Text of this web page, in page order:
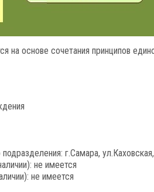
на основе сочетания принципов
г.Самара,
не имеется
не имеется